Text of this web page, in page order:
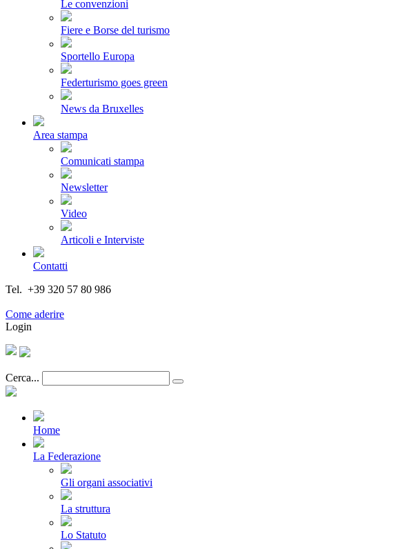
Le convenzioni
Fiere e Borse del turismo
Sportello Europa
Federturismo goes green
News da Bruxelles
Area stampa
Comunicati stampa
Newsletter
Video
Articoli e Interviste
Contatti
Tel. +39 320 57 80 986
Come aderire
Login
Cerca...
Home
La Federazione
Gli organi associativi
La struttura
Lo Statuto